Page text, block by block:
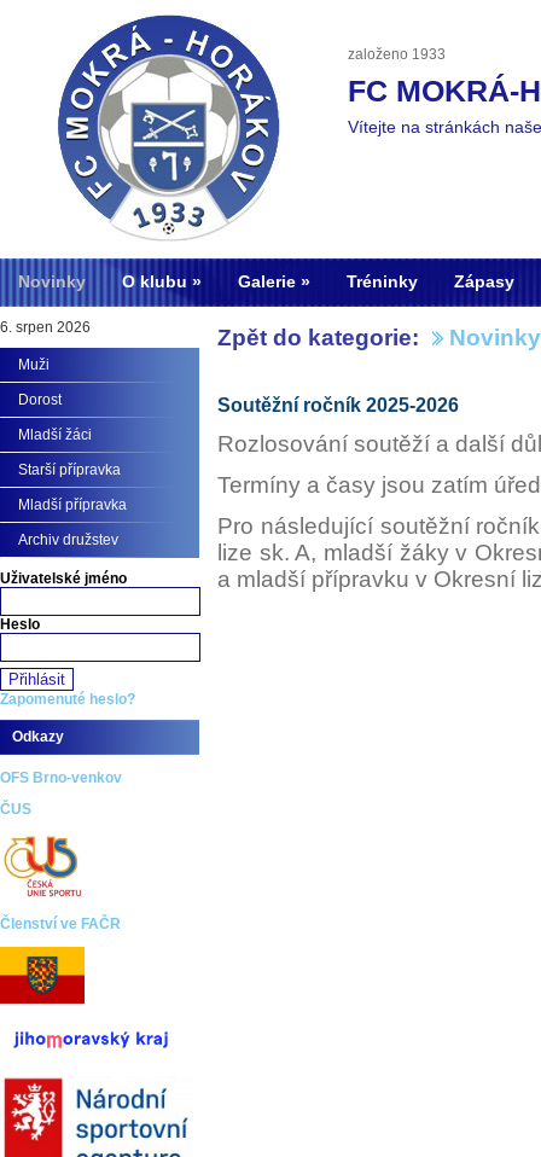
založeno 1933
FC MOKRÁ-
Vítejte na stránkách
Novinky O klubu Galerie Tréninky Zápasy
Zpět do kategorie: Novinky
Soutěžní ročník 2025-2026
Rozlosování soutěží a další
Termíny a časy jsou zatím
Pro následující soutěžní
lize sk. A, mladší žáky v
a mladší přípravku v Okresní
6. srpen 2026
Muži
Dorost
Mladší žáci
Starší přípravka
Mladší přípravka
Archiv družstev
Uživatelské jméno
Heslo
Zapomenuté heslo?
Odkazy
OFS Brno-venkov
ČUS
Členství ve FAČR